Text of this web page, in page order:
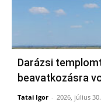
Darázsi
beavatkozásra
Tatai Igor - 2026, július 30.